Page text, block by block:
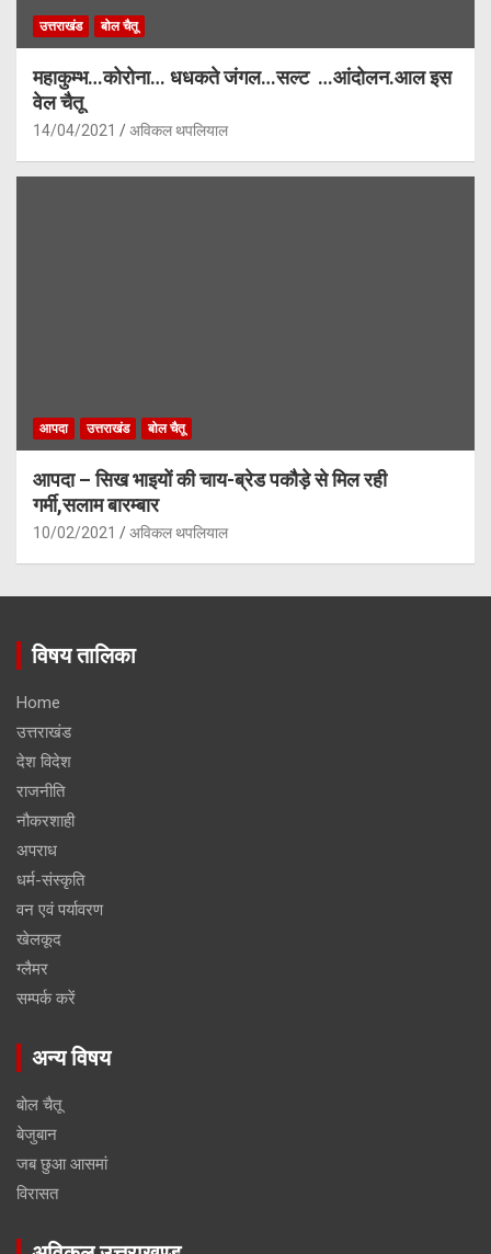
उत्तराखंड बोल चैतू
महाकुम्भ…कोरोना… धधकते जंगल…सल्ट …आंदोलन.आल इस
वेल चैतू
14/04/2021 अविकल थपलियाल
आपदा उत्तराखंड बोल चैतू
आपदा – सिख भाइयों की चाय-ब्रेड पकौड़े से मिल रही
गर्मी,सलाम बारम्बार
10/02/2021 अविकल थपलियाल
विषय तालिका
Home
उत्तराखंड
देश विदेश
राजनीति
नौकरशाही
अपराध
धर्म-संस्कृति
वन एवं पर्यावरण
खेलकूद
ग्लैमर
सम्पर्क करें
अन्य विषय
बोल चैतू
बेजुबान
जब छुआ आसमां
विरासत